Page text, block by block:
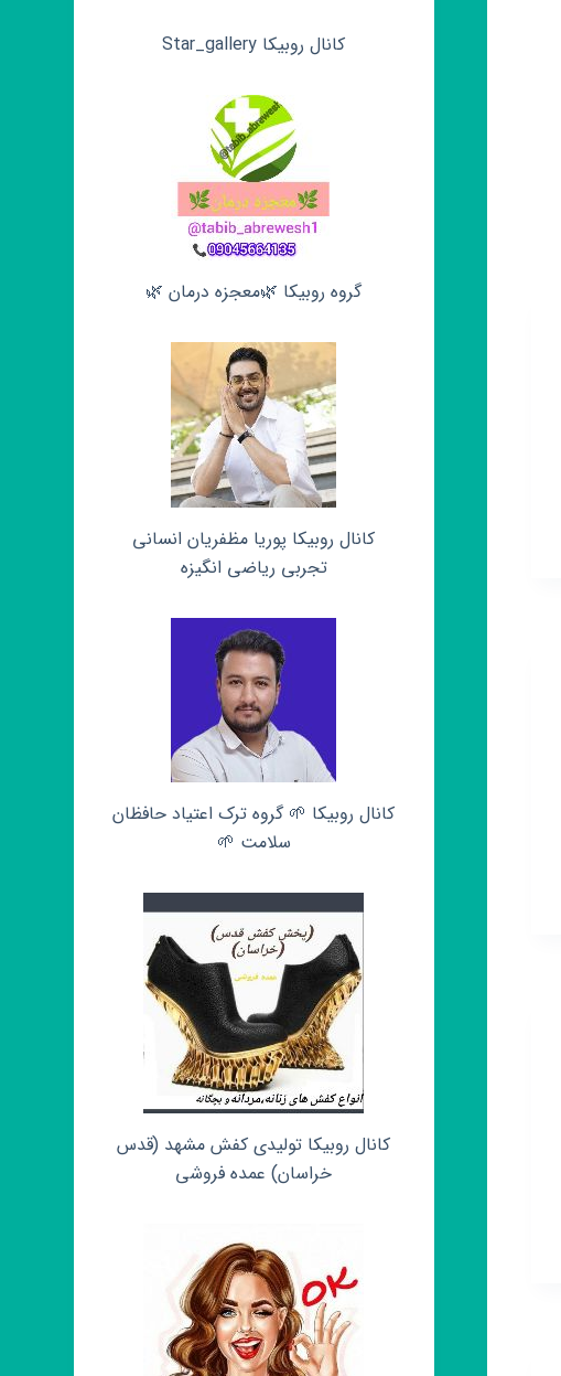
کانال روبیکا Star_gallery
گروه روبیکا 🌿معجزه درمان 🌿
کانال روبیکا پوریا مظفریان انسانی
تجربی ریاضی انگیزه
کانال روبیکا 🌱 گروه ترک اعتیاد حافظان
سلامت 🌱
کانال روبیکا تولیدی کفش مشهد (قدس
خراسان) عمده فروشی